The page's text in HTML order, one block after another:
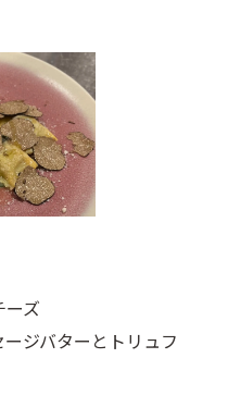
ズ
ジバターとトリュフ